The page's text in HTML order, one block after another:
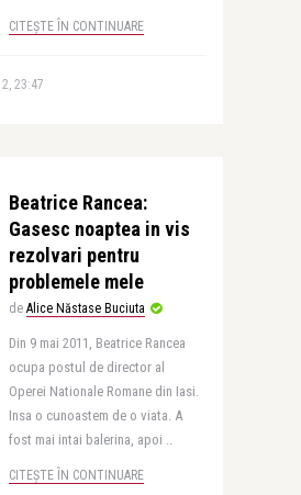
CITEȘTE ÎN CONTINUARE
23:47
Beatrice Rancea:
Gasesc noaptea in vis
rezolvari pentru
problemele mele
de Alice Năstase Buciuta
Din 9 mai 2011, Beatrice Rancea
ocupa postul de director al
Operei Nationale Romane din Iasi.
Insa o cunoastem de o viata. A
fost mai intai balerina, apoi ..
CITEȘTE ÎN CONTINUARE